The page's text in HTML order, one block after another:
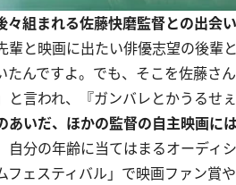
組まれる佐藤快磨監督との出会い
と映画に出たい俳優志望の後輩
たんですよ。でも、そこを佐藤さ
と言われ、『ガンバレとかうるせ
いだ、ほかの監督の自主映画に
分の年齢に当てはまるオーディ
フェスティバル」で映画ファン